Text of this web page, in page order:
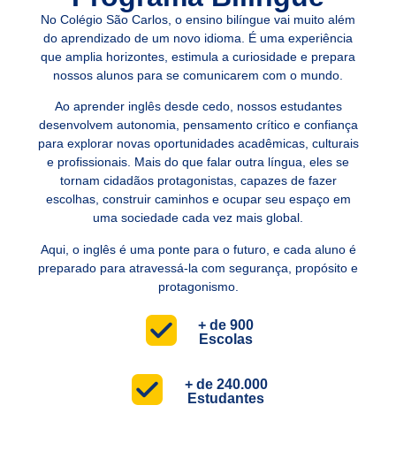
No Colégio São Carlos, o ensino bilíngue vai muito além
do aprendizado de um novo idioma. É uma experiência
que amplia horizontes, estimula a curiosidade e prepara
nossos alunos para se comunicarem com o mundo.
Ao aprender inglês desde cedo, nossos estudantes
desenvolvem autonomia, pensamento crítico e confiança
para explorar novas oportunidades acadêmicas, culturais
e profissionais. Mais do que falar outra língua, eles se
tornam cidadãos protagonistas, capazes de fazer
escolhas, construir caminhos e ocupar seu espaço em
uma sociedade cada vez mais global.
Aqui, o inglês é uma ponte para o futuro, e cada aluno é
preparado para atravessá-la com segurança, propósito e
protagonismo.
+ de 900
Escolas
+ de 240.000
Estudantes